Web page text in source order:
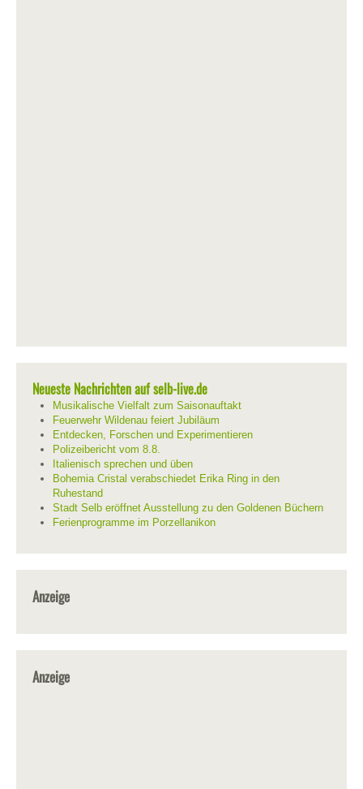
Neueste Nachrichten auf selb-live.de
Musikalische Vielfalt zum Saisonauftakt
Feuerwehr Wildenau feiert Jubiläum
Entdecken, Forschen und Experimentieren
Polizeibericht vom 8.8.
Italienisch sprechen und üben
Bohemia Cristal verabschiedet Erika Ring in den
Ruhestand
Stadt Selb eröffnet Ausstellung zu den Goldenen Büchern
Ferienprogramme im Porzellanikon
Anzeige
Anzeige